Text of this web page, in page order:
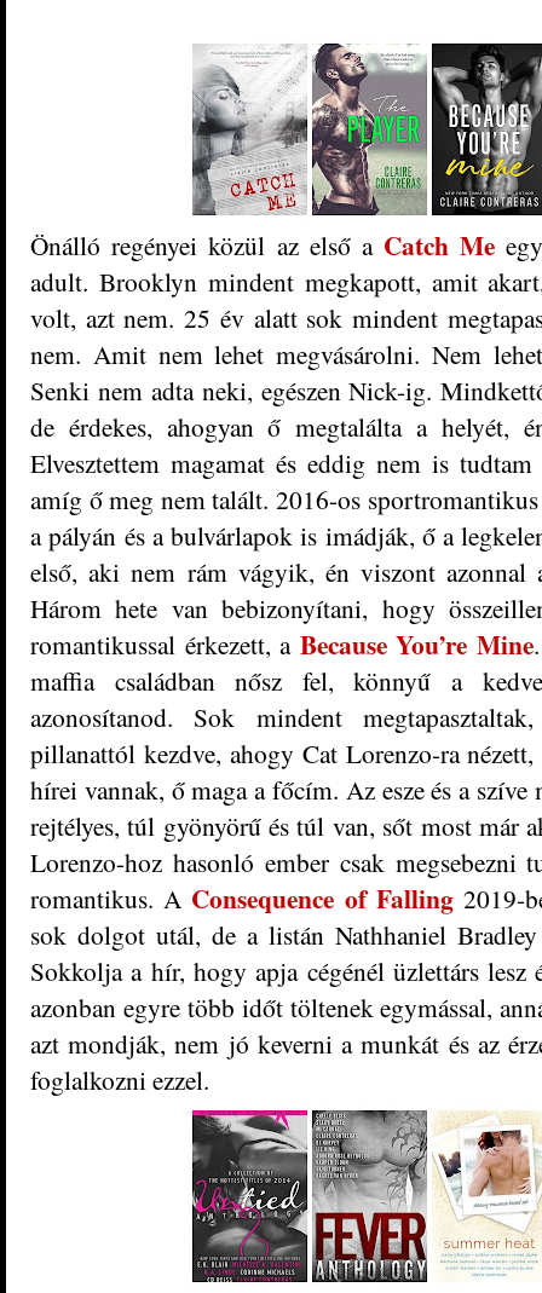
Önálló regényei közül az első a Catch Me
adult. Brooklyn mindent megkapott, amit
volt, azt nem. 25 év alatt sok mindent
nem. Amit nem lehet megvásárolni. Nem
Senki nem adta neki, egészen Nick-ig.
de érdekes, ahogyan ő megtalálta a helyét,
Elvesztettem magamat és eddig nem is
amíg ő meg nem talált. 2016-os
a pályán és a bulvárlapok is imádják, ő a
első, aki nem rám vágyik, én viszont
Három hete van bebizonyítani, hogy
romantikussal érkezett, a Because You’re Mine
maffia családban nősz fel, könnyű a
azonosítanod. Sok mindent
pillanattól kezdve, ahogy Cat Lorenzo-ra
hírei vannak, ő maga a főcím. Az esze és a
rejtélyes, túl gyönyörű és túl van, sőt most már
Lorenzo-hoz hasonló ember csak megsebezni
romantikus. A Consequence of Falling 2019-
sok dolgot utál, de a listán Nathhaniel
Sokkolja a hír, hogy apja cégénél üzlettárs
azonban egyre több időt töltenek egymással,
azt mondják, nem jó keverni a munkát és az
foglalkozni ezzel.